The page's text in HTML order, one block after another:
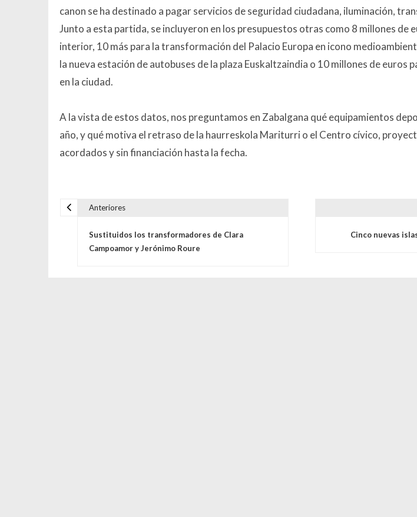
canon se ha destinado a pagar servicios de seguridad ciudadana, iluminación,
Junto a esta partida, se incluyeron en los presupuestos otras como 8 millones de
interior, 10 más para la transformación del Palacio Europa en icono
la nueva estación de autobuses de la plaza Euskaltzaindia o 10 millones de euros
en la ciudad.
A la vista de estos datos, nos preguntamos en Zabalgana qué equipamientos
año, y qué motiva el retraso de la haurreskola Mariturri o el Centro cívico,
acordados y sin financiación hasta la fecha.
Anteriores
Sustituidos los transformadores de Clara
Campoamor y Jerónimo Roure
Cinco nuevas